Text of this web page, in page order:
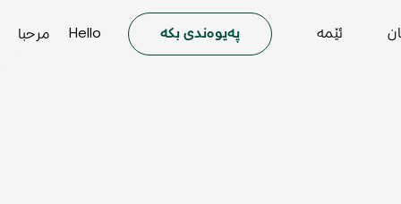
ئێمە پەیوەندی بکە Hello مرحبا